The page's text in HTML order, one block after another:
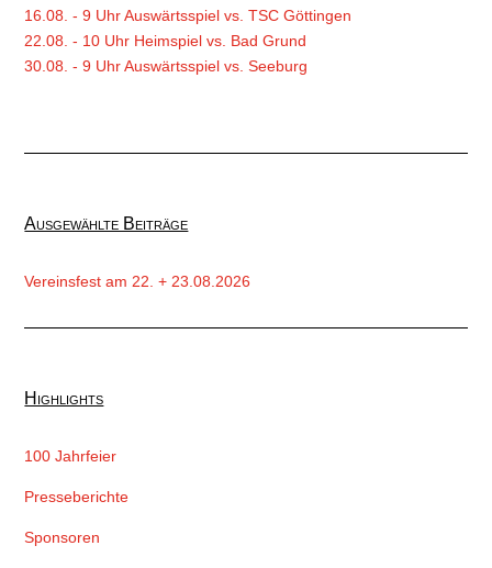
16.08. - 9 Uhr Auswärtsspiel vs. TSC Göttingen
22.08. - 10 Uhr Heimspiel vs. Bad Grund
30.08. - 9 Uhr Auswärtsspiel vs. Seeburg
Ausgewählte Beiträge
Vereinsfest am 22. + 23.08.2026
Highlights
100 Jahrfeier
Presseberichte
Sponsoren